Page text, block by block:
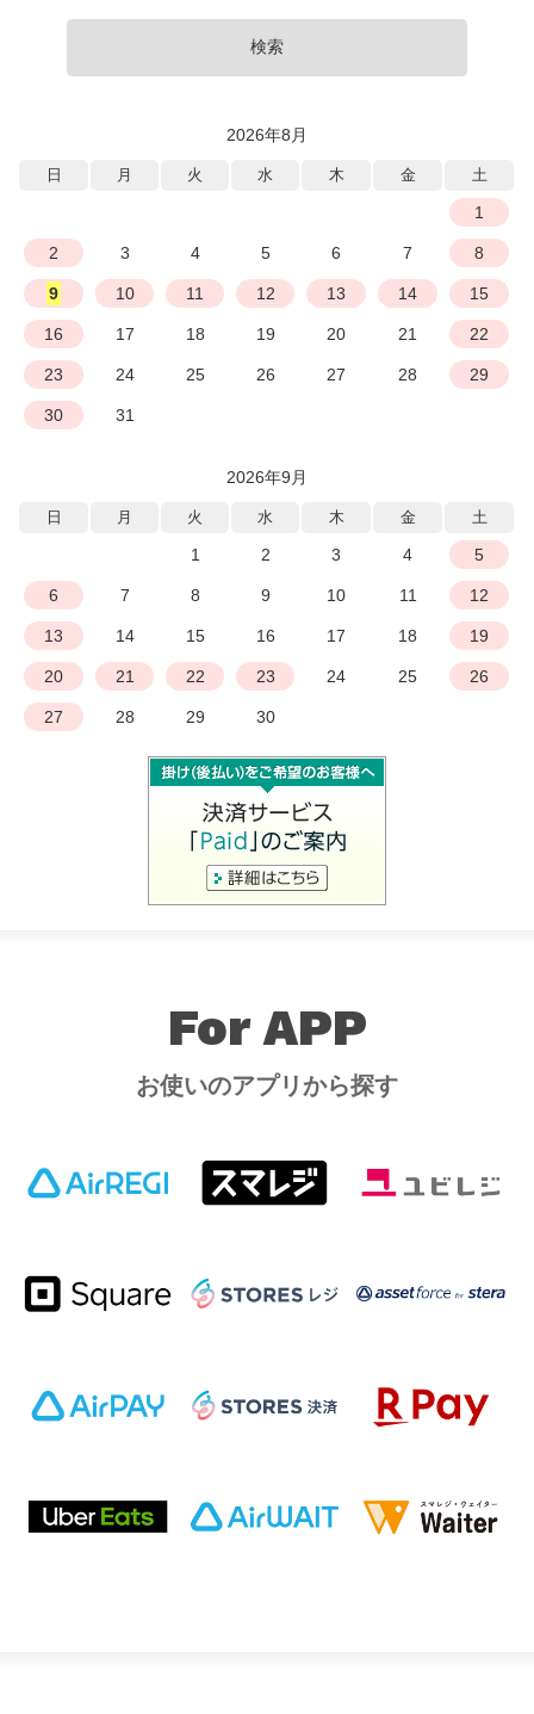
検索
2026年8月
日 月 火 水 木 金 土
1
2 3 4 5 6 7 8
9 10 11 12 13 14 15
16 17 18 19 20 21 22
23 24 25 26 27 28 29
30 31
2026年9月
日 月 火 水 木 金 土
1 2 3 4 5
6 7 8 9 10 11 12
13 14 15 16 17 18 19
20 21 22 23 24 25 26
27 28 29 30
For APP
お使いのアプリから探す